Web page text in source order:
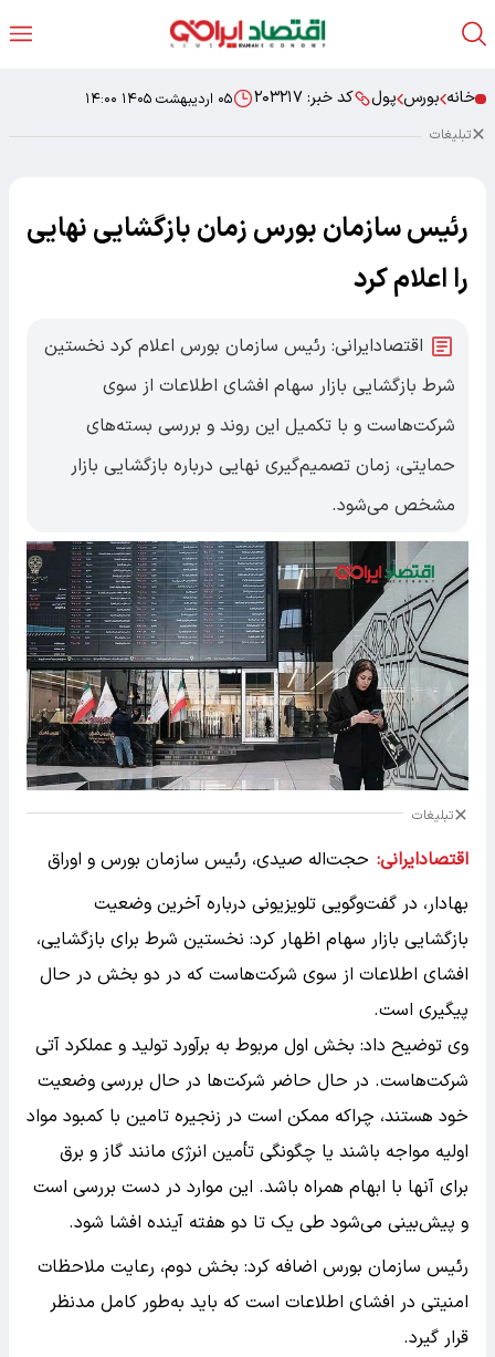
خانه بورس پول کد خبر: ۲۰۳۲۱۷ ۰۵ اردیبهشت ۱۴۰۵ ۱۴:۰۰
تبلیغات
رئیس سازمان بورس زمان بازگشایی نهایی
را اعلام کرد
اقتصادایرانی: رئیس سازمان بورس اعلام کرد نخستین
شرط بازگشایی بازار سهام افشای اطلاعات از سوی
شرکت‌هاست و با تکمیل این روند و بررسی بسته‌های
حمایتی، زمان تصمیم‌گیری نهایی درباره بازگشایی بازار
مشخص می‌شود.
تبلیغات
اقتصادایرانی: حجت‌اله صیدی، رئیس سازمان بورس و اوراق
بهادار، در گفت‌وگویی تلویزیونی درباره آخرین وضعیت
بازگشایی بازار سهام اظهار کرد: نخستین شرط برای بازگشایی،
افشای اطلاعات از سوی شرکت‌هاست که در دو بخش در حال
پیگیری است.
وی توضیح داد: بخش اول مربوط به برآورد تولید و عملکرد آتی
شرکت‌هاست. در حال حاضر شرکت‌ها در حال بررسی وضعیت
خود هستند، چراکه ممکن است در زنجیره تامین با کمبود مواد
اولیه مواجه باشند یا چگونگی تأمین انرژی مانند گاز و برق
برای آنها با ابهام همراه باشد. این موارد در دست بررسی است
و پیش‌بینی می‌شود طی یک تا دو هفته آینده افشا شود.
رئیس سازمان بورس اضافه کرد: بخش دوم، رعایت ملاحظات
امنیتی در افشای اطلاعات است که باید به‌طور کامل مدنظر
قرار گیرد.